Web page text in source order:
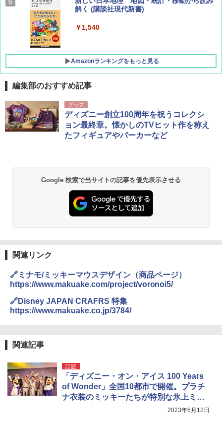
集】ボーイング110周年を祝して！
￥1,760
解く (講談社現代新書)
￥1,540
Amazonランキングをもっと見る
[キャンパーズコレクション 山善] ポップアッ
プテント 傘みたいに広げて畳める パッとサ
ッとサンシェード キューブ フルクローズ メ
ッシュ 簡単設置 ワンタッチテント キャンプ
&ハイキング カーキ PATC-150(KH)
PYKES PEAK (パイクスピーク) 着替えテン
ト プライバシー テント 【中が透けない】 1
人用 折りたたみ 防災グッズ 災害用トイレ ビ
ーチ ピクニック ポップアップテント 携帯 簡
易 トイレテント (ブラック)
テント ワンタッチ RENEW 幅200 2-3人用 43
500002(88859)
￥5,999
￥9,990
[キャンパーズコレクション 山善] 傘みたいに
広げるだけ パッとサッとテント キューブワ
DEWEL パラソル 大型 ビーチ アウトドアパ
ラソル ガーデン サイトシート付 折りたたみ
防水 UVカット 4段階高さ調整 軽量 収納袋付
き
-08EX カーキ ソロキャンプ ポリエステル フ
レーム テント
￥14,800
￥2,980
ニューエラ New Era キャップ メッシュキャ
ップ 9FORTY AFrame 15226380 NER37C00
￥4,400
熊撃退スプレー 熊よけスプレー 熊スプレー
【日本企業販売】超強力クマ対策スプレー 30
編集部のおすすめ記事
グッズ
ディズニー創立100周年を祝うコレクシ
ョン最終章。懐かしのTVヒット作を称え
たフィギュアやパーカーなど
Google 検索で当サイトの記事を優先表示させる
関連リンク
🔗ミナモ/ミッキーマウスデザイン（商品ページ）
https://www.makuake.com/project/voronoi5/
🔗Disney JAPAN CRAFRS 特集
https://www.makuake.co.jp/3784/
関連記事
話題
「ディズニー・オン・アイス 100 Years
of Wonder」全国10都市で開催。プラチ
ナ衣装のミッキーたちが特別な氷上ミュ
2023年6月12日